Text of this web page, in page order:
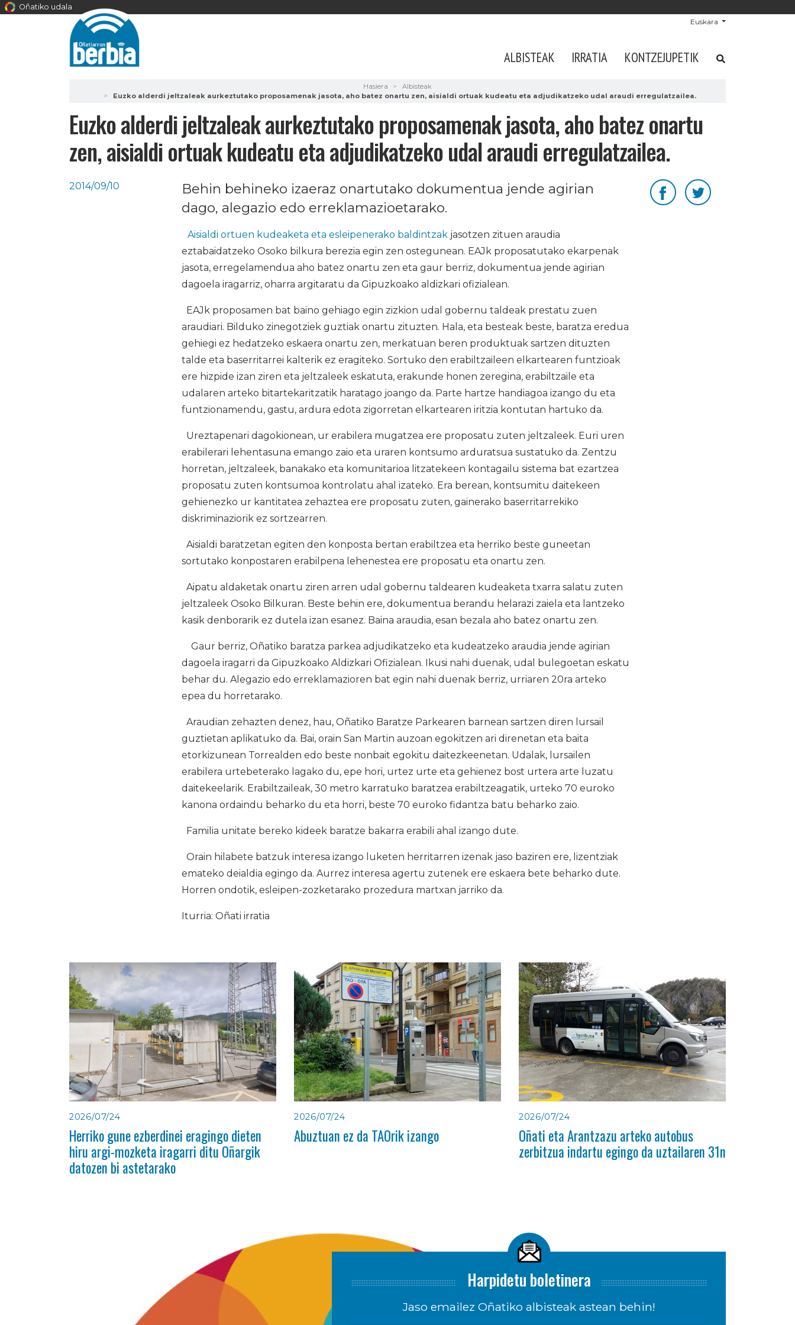
Oñatiko udala
Euskara
ALBISTEAK IRRATIA KONTZEJUPETIK
Hasiera
Albisteak
Euzko alderdi jeltzaleak aurkeztutako proposamenak jasota, aho batez onartu zen, aisialdi ortuak kudeatu eta adjudikatzeko udal araudi erregulatzailea.
Euzko alderdi jeltzaleak aurkeztutako proposamenak jasota, aho batez onartu
zen, aisialdi ortuak kudeatu eta adjudikatzeko udal araudi erregulatzailea.
2014/09/10
Behin behineko izaeraz onartutako dokumentua jende agirian
dago, alegazio edo erreklamazioetarako.
Aisialdi ortuen kudeaketa eta esleipenerako baldintzak jasotzen zituen araudia
eztabaidatzeko Osoko bilkura berezia egin zen ostegunean. EAJk proposatutako ekarpenak
jasota, erregelamendua aho batez onartu zen eta gaur berriz, dokumentua jende agirian
dagoela iragarriz, oharra argitaratu da Gipuzkoako aldizkari ofizialean.
EAJk proposamen bat baino gehiago egin zizkion udal gobernu taldeak prestatu zuen
araudiari. Bilduko zinegotziek guztiak onartu zituzten. Hala, eta besteak beste, baratza eredua
gehiegi ez hedatzeko eskaera onartu zen, merkatuan beren produktuak sartzen dituzten
talde eta baserritarrei kalterik ez eragiteko. Sortuko den erabiltzaileen elkartearen funtzioak
ere hizpide izan ziren eta jeltzaleek eskatuta, erakunde honen zeregina, erabiltzaile eta
udalaren arteko bitartekaritzatik haratago joango da. Parte hartze handiagoa izango du eta
funtzionamendu, gastu, ardura edota zigorretan elkartearen iritzia kontutan hartuko da.
Ureztapenari dagokionean, ur erabilera mugatzea ere proposatu zuten jeltzaleek. Euri uren
erabilerari lehentasuna emango zaio eta uraren kontsumo arduratsua sustatuko da. Zentzu
horretan, jeltzaleek, banakako eta komunitarioa litzatekeen kontagailu sistema bat ezartzea
proposatu zuten kontsumoa kontrolatu ahal izateko. Era berean, kontsumitu daitekeen
gehienezko ur kantitatea zehaztea ere proposatu zuten, gainerako baserritarrekiko
diskriminaziorik ez sortzearren.
Aisialdi baratzetan egiten den konposta bertan erabiltzea eta herriko beste guneetan
sortutako konpostaren erabilpena lehenestea ere proposatu eta onartu zen.
Aipatu aldaketak onartu ziren arren udal gobernu taldearen kudeaketa txarra salatu zuten
jeltzaleek Osoko Bilkuran. Beste behin ere, dokumentua berandu helarazi zaiela eta lantzeko
kasik denborarik ez dutela izan esanez. Baina araudia, esan bezala aho batez onartu zen.
Gaur berriz, Oñatiko baratza parkea adjudikatzeko eta kudeatzeko araudia jende agirian
dagoela iragarri da Gipuzkoako Aldizkari Ofizialean. Ikusi nahi duenak, udal bulegoetan eskatu
behar du. Alegazio edo erreklamazioren bat egin nahi duenak berriz, urriaren 20ra arteko
epea du horretarako.
Araudian zehazten denez, hau, Oñatiko Baratze Parkearen barnean sartzen diren lursail
guztietan aplikatuko da. Bai, orain San Martin auzoan egokitzen ari direnetan eta baita
etorkizunean Torrealden edo beste nonbait egokitu daitezkeenetan. Udalak, lursailen
erabilera urtebeterako lagako du, epe hori, urtez urte eta gehienez bost urtera arte luzatu
daitekeelarik. Erabiltzaileak, 30 metro karratuko baratzea erabiltzeagatik, urteko 70 euroko
kanona ordaindu beharko du eta horri, beste 70 euroko fidantza batu beharko zaio.
Familia unitate bereko kideek baratze bakarra erabili ahal izango dute.
Orain hilabete batzuk interesa izango luketen herritarren izenak jaso baziren ere, lizentziak
emateko deialdia egingo da. Aurrez interesa agertu zutenek ere eskaera bete beharko dute.
Horren ondotik, esleipen-zozketarako prozedura martxan jarriko da.
Iturria: Oñati irratia
2026/07/24
Herriko gune ezberdinei eragingo dieten
hiru argi-mozketa iragarri ditu Oñargik
datozen bi astetarako
2026/07/24
Abuztuan ez da TAOrik izango
2026/07/24
Oñati eta Arantzazu arteko autobus
zerbitzua indartu egingo da uztailaren 31n
Harpidetu boletinera
Jaso emailez Oñatiko albisteak astean behin!